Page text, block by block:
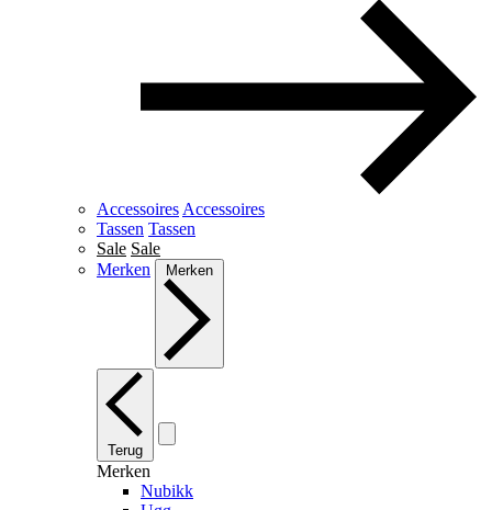
Accessoires Accessoires
Tassen Tassen
Sale Sale
Merken
Merken
Terug
Merken
Nubikk